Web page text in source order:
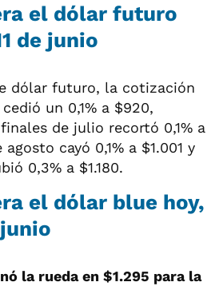
el dólar futuro
de junio
dólar futuro, la cotización
un 0,1% a $920,
de julio recortó 0,1% a
cayó 0,1% a $1.001 y
0,3% a $1.180.
el dólar blue hoy,
la rueda en $1.295 para la